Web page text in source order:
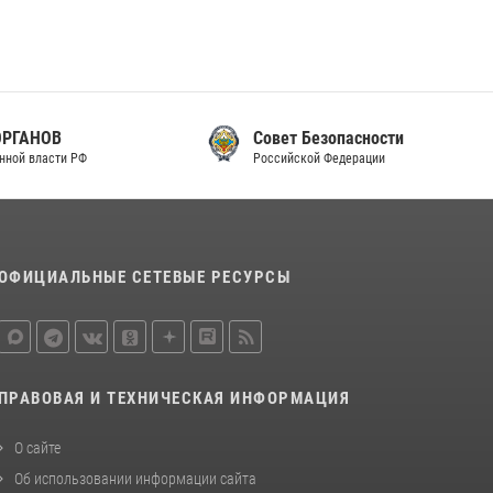
Совет Безопасности
Российской Федерации
СЕТЕВЫЕ РЕСУРСЫ
ПРАВОВАЯ И ТЕХНИЧЕСКАЯ ИНФОРМАЦИЯ
О сайте
Об использовании информации сайта